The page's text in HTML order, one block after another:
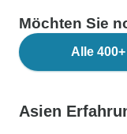
Möchten Sie
Alle
Asien